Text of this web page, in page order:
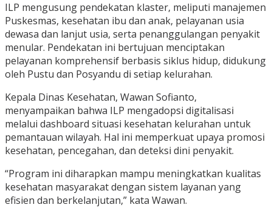
ILP mengusung pendekatan klaster, meliputi manajemen
Puskesmas, kesehatan ibu dan anak, pelayanan usia
dewasa dan lanjut usia, serta penanggulangan penyakit
menular. Pendekatan ini bertujuan menciptakan
pelayanan komprehensif berbasis siklus hidup, didukung
oleh Pustu dan Posyandu di setiap kelurahan.
Kepala Dinas Kesehatan, Wawan Sofianto,
menyampaikan bahwa ILP mengadopsi digitalisasi
melalui dashboard situasi kesehatan kelurahan untuk
pemantauan wilayah. Hal ini memperkuat upaya promosi
kesehatan, pencegahan, dan deteksi dini penyakit.
“Program ini diharapkan mampu meningkatkan kualitas
kesehatan masyarakat dengan sistem layanan yang
efisien dan berkelanjutan,” kata Wawan.